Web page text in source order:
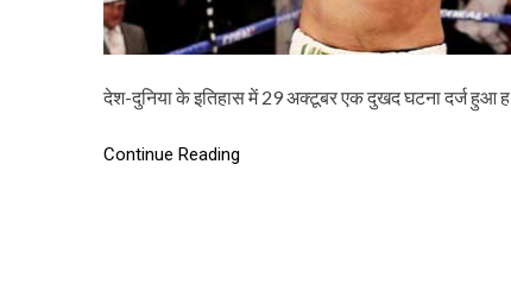
देश-दुनिया के इतिहास में 29 अक्टूबर एक दुखद घटना दर्ज हुआ ह
Continue Reading